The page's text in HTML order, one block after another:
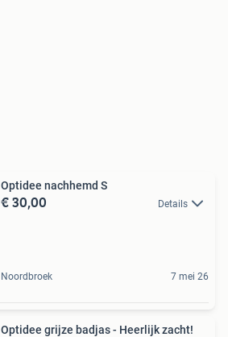
Optidee nachhemd S
€ 30,00 Details
Noordbroek 7 mei 26
Optidee grijze badjas - Heerlijk zacht!